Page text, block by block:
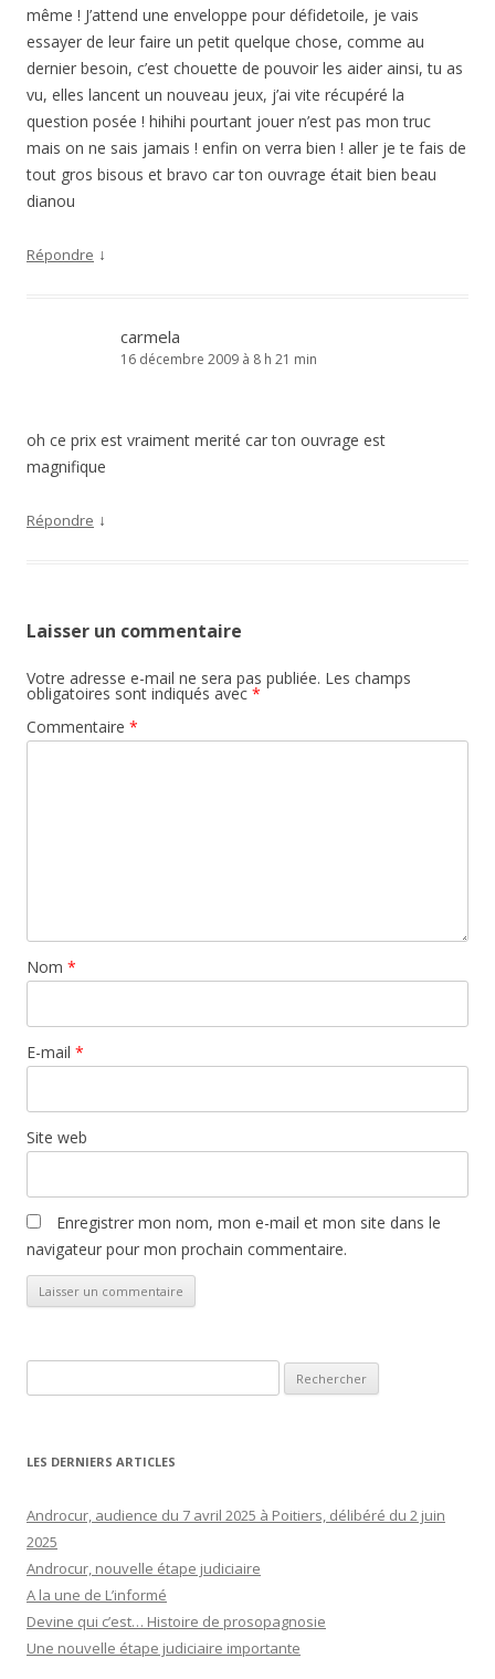
même ! J’attend une enveloppe pour défidetoile, je vais
essayer de leur faire un petit quelque chose, comme au
dernier besoin, c’est chouette de pouvoir les aider ainsi, tu as
vu, elles lancent un nouveau jeux, j’ai vite récupéré la
question posée ! hihihi pourtant jouer n’est pas mon truc
mais on ne sais jamais ! enfin on verra bien ! aller je te fais de
tout gros bisous et bravo car ton ouvrage était bien beau
dianou
Répondre ↓
carmela
16 décembre 2009 à 8 h 21 min
oh ce prix est vraiment merité car ton ouvrage est
magnifique
Répondre ↓
Laisser un commentaire
Votre adresse e-mail ne sera pas publiée. Les champs
obligatoires sont indiqués avec *
Commentaire *
Nom *
E-mail *
Site web
Enregistrer mon nom, mon e-mail et mon site dans le
navigateur pour mon prochain commentaire.
LES DERNIERS ARTICLES
Androcur, audience du 7 avril 2025 à Poitiers, délibéré du 2 juin
2025
Androcur, nouvelle étape judiciaire
A la une de L’informé
Devine qui c’est… Histoire de prosopagnosie
Une nouvelle étape judiciaire importante